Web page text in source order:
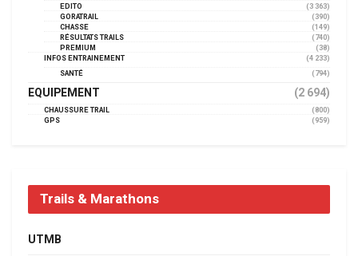
EDITO
(3 363)
GORATRAIL
(390)
CHASSE
(149)
RÉSULTATS TRAILS
(740)
PREMIUM
(38)
INFOS ENTRAINEMENT
(4 233)
SANTÉ
(794)
EQUIPEMENT (2 694)
CHAUSSURE TRAIL
(800)
GPS
(959)
Trails & Marathons
UTMB